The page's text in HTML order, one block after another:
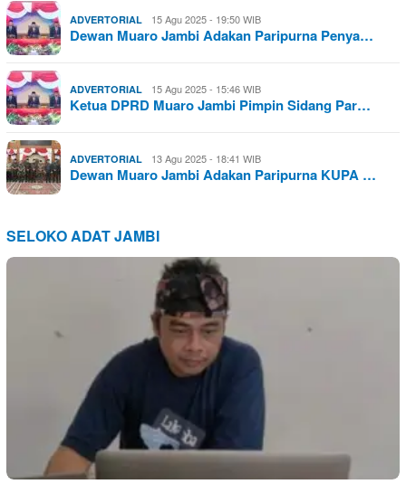
ADVERTORIAL 15 Agu 2025 - 19:50 WIB
Dewan Muaro Jambi Adakan Paripurna Penya…
ADVERTORIAL 15 Agu 2025 - 15:46 WIB
Ketua DPRD Muaro Jambi Pimpin Sidang Par…
ADVERTORIAL 13 Agu 2025 - 18:41 WIB
Dewan Muaro Jambi Adakan Paripurna KUPA …
SELOKO ADAT JAMBI